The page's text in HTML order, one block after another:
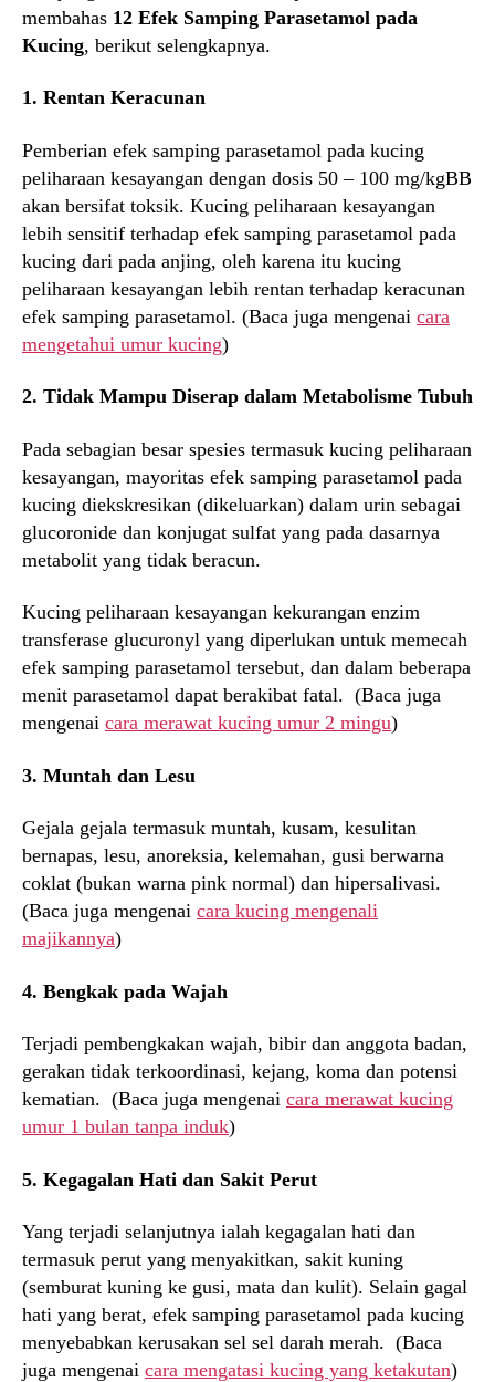
membahas 12 Efek Samping Parasetamol pada
Kucing, berikut selengkapnya.
1. Rentan Keracunan
Pemberian efek samping parasetamol pada kucing
peliharaan kesayangan dengan dosis 50 – 100 mg/kgBB
akan bersifat toksik. Kucing peliharaan kesayangan
lebih sensitif terhadap efek samping parasetamol pada
kucing dari pada anjing, oleh karena itu kucing
peliharaan kesayangan lebih rentan terhadap keracunan
efek samping parasetamol. (Baca juga mengenai cara
mengetahui umur kucing)
2. Tidak Mampu Diserap dalam Metabolisme Tubuh
Pada sebagian besar spesies termasuk kucing peliharaan
kesayangan, mayoritas efek samping parasetamol pada
kucing diekskresikan (dikeluarkan) dalam urin sebagai
glucoronide dan konjugat sulfat yang pada dasarnya
metabolit yang tidak beracun.
Kucing peliharaan kesayangan kekurangan enzim
transferase glucuronyl yang diperlukan untuk memecah
efek samping parasetamol tersebut, dan dalam beberapa
menit parasetamol dapat berakibat fatal. (Baca juga
mengenai cara merawat kucing umur 2 mingu)
3. Muntah dan Lesu
Gejala gejala termasuk muntah, kusam, kesulitan
bernapas, lesu, anoreksia, kelemahan, gusi berwarna
coklat (bukan warna pink normal) dan hipersalivasi.
(Baca juga mengenai cara kucing mengenali
majikannya)
4. Bengkak pada Wajah
Terjadi pembengkakan wajah, bibir dan anggota badan,
gerakan tidak terkoordinasi, kejang, koma dan potensi
kematian. (Baca juga mengenai cara merawat kucing
umur 1 bulan tanpa induk)
5. Kegagalan Hati dan Sakit Perut
Yang terjadi selanjutnya ialah kegagalan hati dan
termasuk perut yang menyakitkan, sakit kuning
(semburat kuning ke gusi, mata dan kulit). Selain gagal
hati yang berat, efek samping parasetamol pada kucing
menyebabkan kerusakan sel sel darah merah. (Baca
juga mengenai cara mengatasi kucing yang ketakutan)